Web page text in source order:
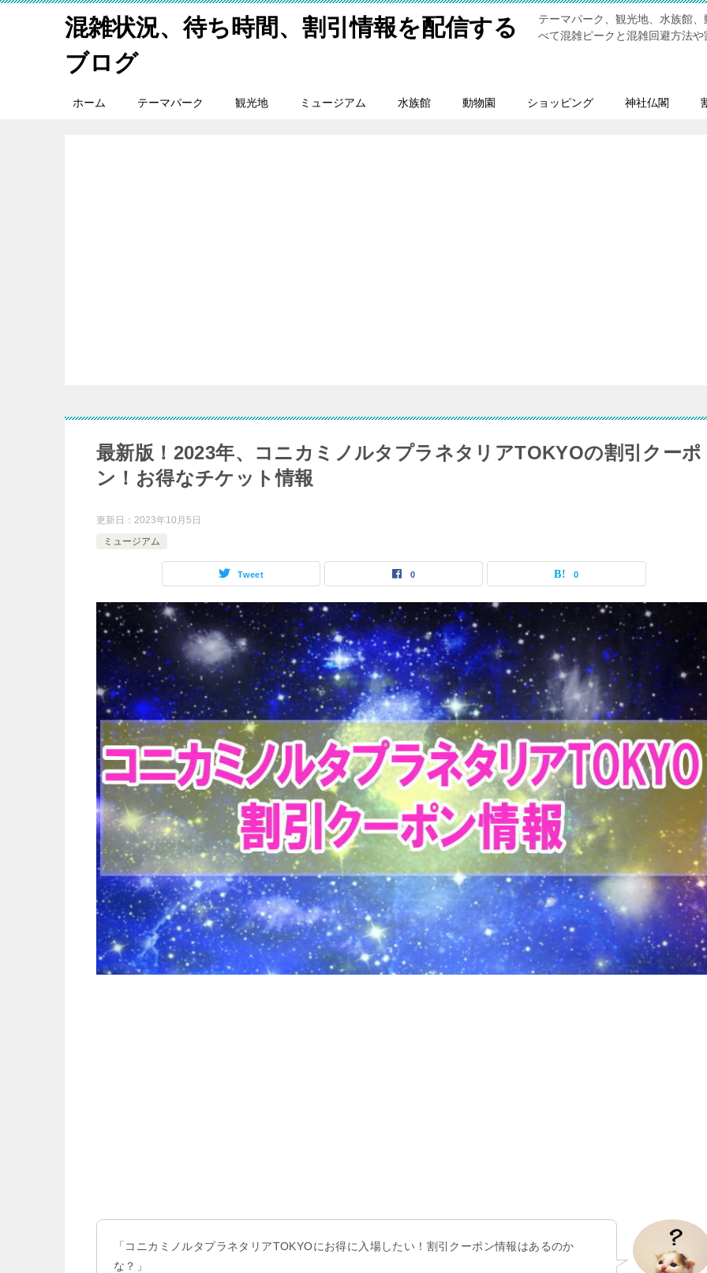
混雑状況、待ち時間、割引情報を配信する
ブログ
テーマパーク、観光地、水族館
べて混雑ピークと混雑回避方法
ホーム テーマパーク 観光地 ミュージアム 水族館 動物園 ショッピング 神社仏閣
最新版！2023年、コニカミノルタプラネタリアTOKYOの割引クーポ
ン！お得なチケット情報
更新日： 2023年10月5日
ミュージアム
Tweet 0 0
「コニカミノルタプラネタリアTOKYOにお得に入場したい！割引クーポン情報はあるのか
な？」